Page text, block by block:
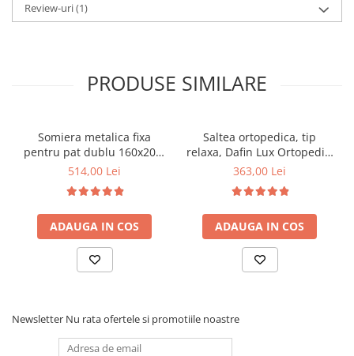
Review-uri(1)
PRODUSE SIMILARE
Somiera metalica fixa
pentru pat dublu 160x200,
6 picioare, 32 lamele lemn
saltea ferm, negru
514,00 Lei
ADAUGA IN COS
Saltea ortopedica, tip
relaxa, Dafin Lux Ortopedic,
90x200x21cm, fermitate
tip Bonell, fata vara-iarna,
sistem de aerisire cu
butoni, Salt Confort
363,00 Lei
ADAUGA IN COS
Newsletter Nu rata ofertele si promotiile noastre